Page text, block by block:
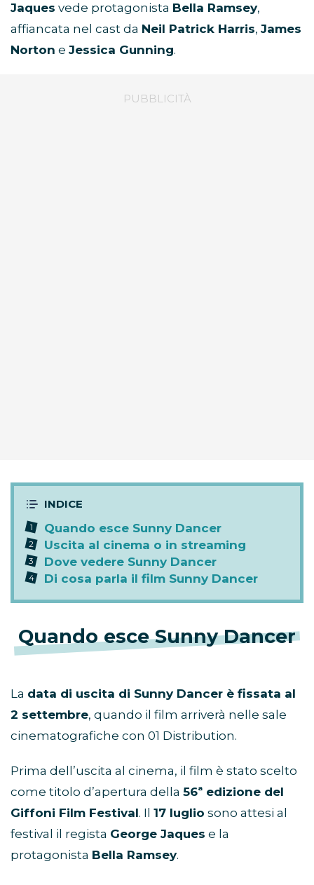
Jaques vede protagonista Bella Ramsey,
affiancata nel cast da Neil Patrick Harris, James
Norton e Jessica Gunning.
Quando esce Sunny Dancer
Uscita al cinema o in streaming
Dove vedere Sunny Dancer
Di cosa parla il film Sunny Dancer
Quando esce Sunny Dancer
La data di uscita di Sunny Dancer è fissata al
2 settembre, quando il film arriverà nelle sale
cinematografiche con 01 Distribution.
Prima dell’uscita al cinema, il film è stato scelto
come titolo d’apertura della 56ª edizione del
Giffoni Film Festival. Il 17 luglio sono attesi al
festival il regista George Jaques e la
protagonista Bella Ramsey.